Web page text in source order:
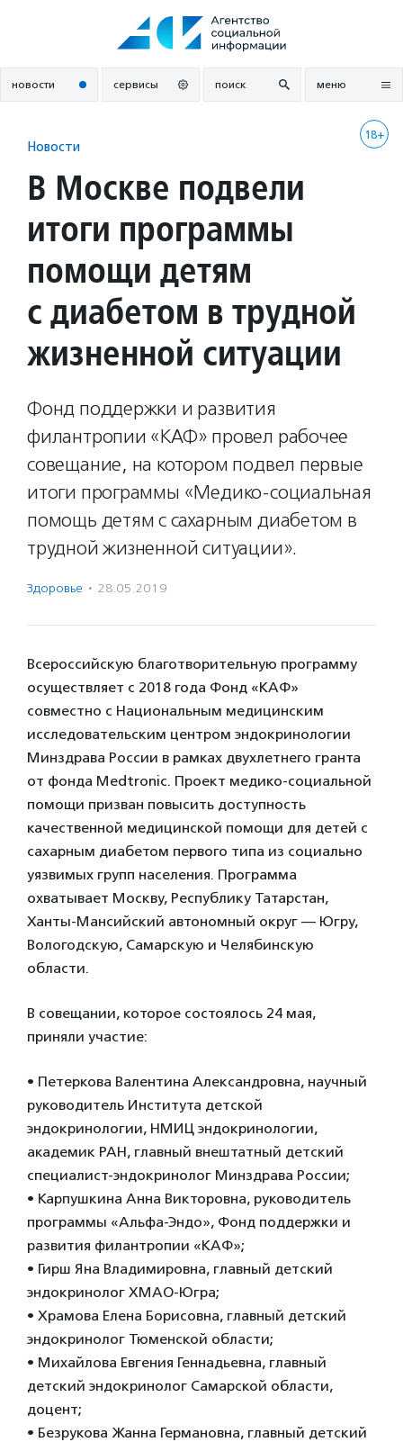
новости сервисы поиск меню
18+
Новости
В Москве подвели
итоги программы
помощи детям
с диабетом в трудной
жизненной ситуации
Фонд поддержки и развития
филантропии «КАФ» провел рабочее
совещание, на котором подвел первые
итоги программы «Медико-социальная
помощь детям с сахарным диабетом в
трудной жизненной ситуации».
Здоровье · 28.05.2019
Всероссийскую благотворительную программу
осуществляет с 2018 года Фонд «КАФ»
совместно с Национальным медицинским
исследовательским центром эндокринологии
Минздрава России в рамках двухлетнего гранта
от фонда Medtronic. Проект медико-социальной
помощи призван повысить доступность
качественной медицинской помощи для детей с
сахарным диабетом первого типа из социально
уязвимых групп населения. Программа
охватывает Москву, Республику Татарстан,
Ханты-Мансийский автономный округ — Югру,
Вологодскую, Самарскую и Челябинскую
области.
В совещании, которое состоялось 24 мая,
приняли участие:
• Петеркова Валентина Александровна, научный
руководитель Института детской
эндокринологии, НМИЦ эндокринологии,
академик РАН, главный внештатный детский
специалист-эндокринолог Минздрава России;
• Карпушкина Анна Викторовна, руководитель
программы «Альфа-Эндо», Фонд поддержки и
развития филантропии «КАФ»;
• Гирш Яна Владимировна, главный детский
эндокринолог ХМАО-Югра;
• Храмова Елена Борисовна, главный детский
эндокринолог Тюменской области;
• Михайлова Евгения Геннадьевна, главный
детский эндокринолог Самарской области,
доцент;
• Безрукова Жанна Германовна, главный детский